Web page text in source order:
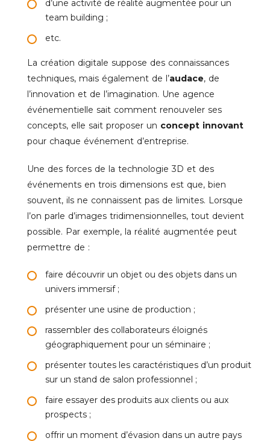
d’une activité de réalité augmentée pour un
team building ;
etc.
La création digitale suppose des connaissances
techniques, mais également de l’audace, de
l’innovation et de l’imagination. Une agence
événementielle sait comment renouveler ses
concepts, elle sait proposer un concept innovant
pour chaque événement d’entreprise.
Une des forces de la technologie 3D et des
événements en trois dimensions est que, bien
souvent, ils ne connaissent pas de limites. Lorsque
l’on parle d’images tridimensionnelles, tout devient
possible. Par exemple, la réalité augmentée peut
permettre de :
faire découvrir un objet ou des objets dans un
univers immersif ;
présenter une usine de production ;
rassembler des collaborateurs éloignés
géographiquement pour un séminaire ;
présenter toutes les caractéristiques d’un produit
sur un stand de salon professionnel ;
faire essayer des produits aux clients ou aux
prospects ;
offrir un moment d’évasion dans un autre pays